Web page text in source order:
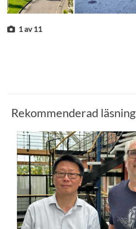
1av11
Rekommenderad läsning